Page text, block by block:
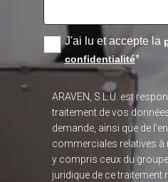
J'ai lu et accepte la
confidentialité*
ARAVEN, S.L.U. est
traitement de vos
demande, ainsi que de
commerciales relatives à
y compris ceux du
juridique de ce traitement